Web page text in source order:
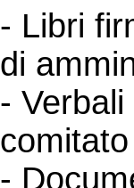
- Libri
di
-
-